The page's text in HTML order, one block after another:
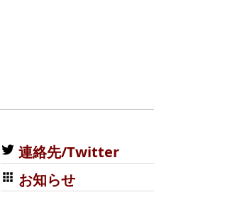
連絡先/Twitter
お知らせ